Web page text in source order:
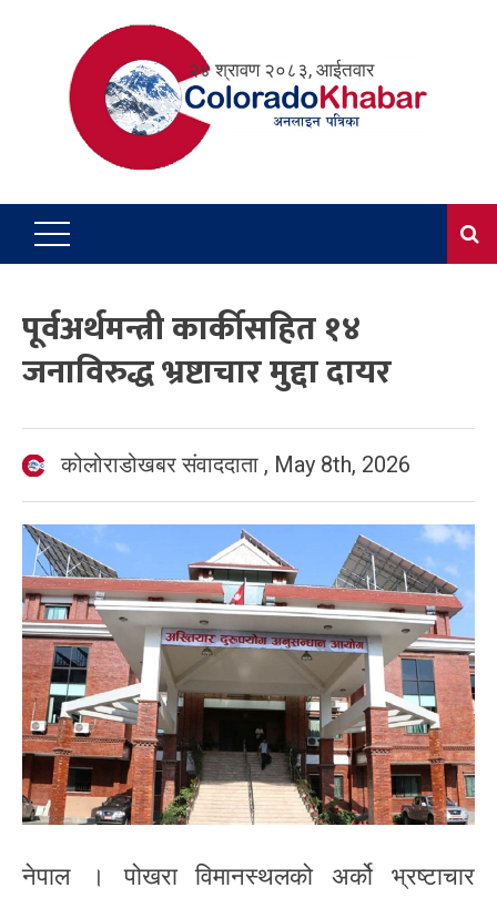
२४ श्रावण २०८३, आईतवार
पूर्वअर्थमन्त्री कार्कीसहित १४
जनाविरुद्ध भ्रष्टाचार मुद्दा दायर
कोलोराडोखबर संवाददाता , May 8th, 2026
नेपाल । पोखरा विमानस्थलको अर्को भ्रष्टाचार